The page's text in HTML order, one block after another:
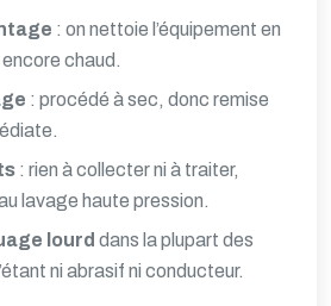
: on nettoie l’équipement en
chaud.
: procédé à sec, donc remise
: rien à collecter ni à traiter,
lavage haute pression.
lourd dans la plupart des
ni abrasif ni conducteur.